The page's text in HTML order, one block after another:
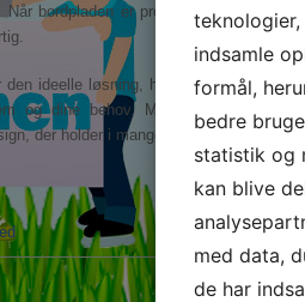
bordpladen er produceret, leveres
den ideelle løsning, hvis du ønsker et
og dine behov. Med den rette
der holder i mange år.
indsamle
formål,
bedre
statistik og
kan blive
med data,
de har